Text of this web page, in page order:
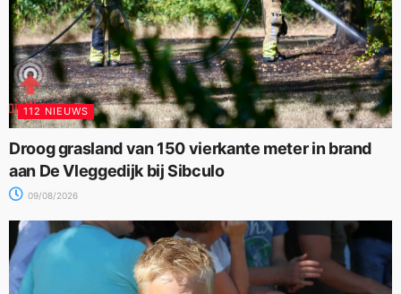
112 NIEUWS
Droog grasland van 150 vierkante meter in brand
aan De Vleggedijk bij Sibculo
09/08/2026